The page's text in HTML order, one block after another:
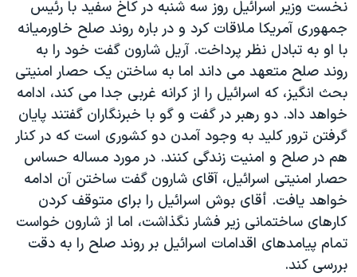
جهش
به
جستجو
گزیده‌ها
ویژه برنامه‌ها
ویدیوها
فرهنگ و زندگی
حقوق شهروندی
اقتصادی
علم و فناوری
اسرائیل در جنگ
گالری عکس
عملیات خشم حماسی
۲۵۰سالگی آمریکا
بایگانی برنامه‌های تلویزیونی
مستندها
انتخابات ریاست جمهوری آمریکا ۲۰۲۴
حمله جمهوری اسلامی به اسرائیل
رمز مهسا
ورزش زنان در ایران
اعتراضات زن، زندگی، آزادی
پخش رادیویی
یادگیری زبان انگلیسی
دنبال کنید
زبانهای مختلف
نخست وزير اسرائيل روز سه شنبه در کاخ سفيد با رئيس
جمهوری آمريکا ملاقات کرد و در باره روند صلح خاورميانه
با او به تبادل نظر پرداخت. آريل شارون گفت خود را به
روند صلح متعهد می داند اما به ساختن يک حصار امنيتی
بحث انگيز، که اسرائيل را از کرانه غربی جدا می کند، ادامه
خواهد داد. دو رهبر در گفت و گو با خبرنگاران گفتند پايان
گرفتن ترور کليد به وجود آمدن دو کشوری است که در کنار
هم در صلح و امنيت زندگی کنند. در مورد مساله حساس
حصار امنيتی اسرائيل، آقای شارون گفت ساختن آن ادامه
خواهد يافت. أقای بوش اسرائيل را برای متوقف کردن
کارهای ساختمانی زير فشار نگذاشت، اما از شارون خواست
تمام پيامدهای اقدامات اسرائيل بر روند صلح را به دقت
بررسی کند.